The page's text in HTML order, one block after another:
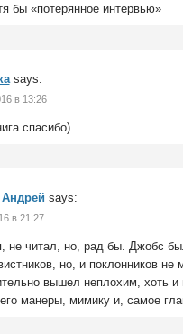
бы «потерянное интервью»
says:
в 13:26
спасибо)
says:
в 21:27
не читал, но, рад бы. Джобс
но, и поклонников
вышел неплохим, хоть
манеры, мимику и, самое